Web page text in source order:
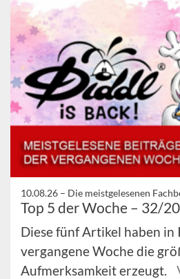
10.08.26 – Die meistgelesenen
Top 5 der Woche – 32/
Diese fünf Artikel haben in
vergangene Woche die
Aufmerksamkeit erzeugt.